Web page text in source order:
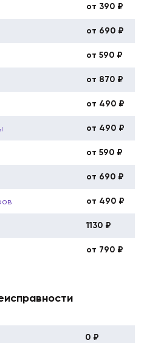
от 390 ₽
от 690 ₽
от 590 ₽
от 870 ₽
от 490 ₽
от 490 ₽
от 590 ₽
от 690 ₽
от 490 ₽
1130 ₽
от 790 ₽
0 ₽